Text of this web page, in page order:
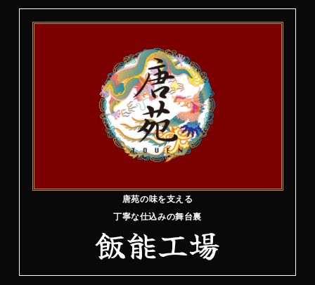
唐苑の味を支える
丁寧な仕込みの舞台裏
飯能工場